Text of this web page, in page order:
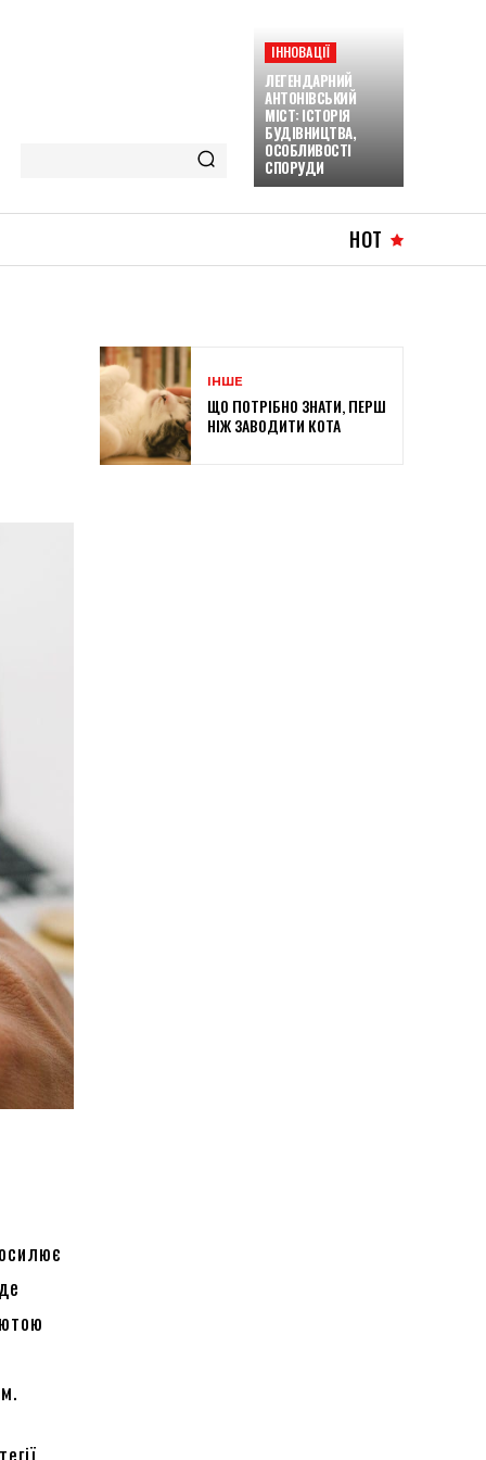
ІННОВАЦІЇ
ЛЕГЕНДАРНИЙ
АНТОНІВСЬКИЙ
МІСТ: ІСТОРІЯ
БУДІВНИЦТВА,
ОСОБЛИВОСТІ
СПОРУДИ
HOT
ІНШЕ
ЩО ПОТРІБНО ЗНАТИ, ПЕРШ
НІЖ ЗАВОДИТИ КОТА